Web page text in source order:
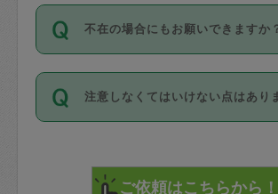
を依頼してください。
参考
【詳細】タスカジさんの
写真を撮り、
詳細FAQ：
損害賠償保険につい
1. 直前キャンセル（定期、スポ
共通）
72時間を超える※と、以下のキ
料が発生します。
直前キャンセル料：
「お試し利用」というメニュー
せんが、「一回のみ」依頼を活
とによって、気に入ったタスカ
まず、条件の合う気になるタス
みてください。
不在の場合にもお願いできますか
不在の場合の作業はタスカジさ
が必要です。数回の依頼ののち
ジさんと依頼者の間で十分な信
てください。
注意しなくてはいけない点はあり
で、必ず鍵のかかるロッカーや